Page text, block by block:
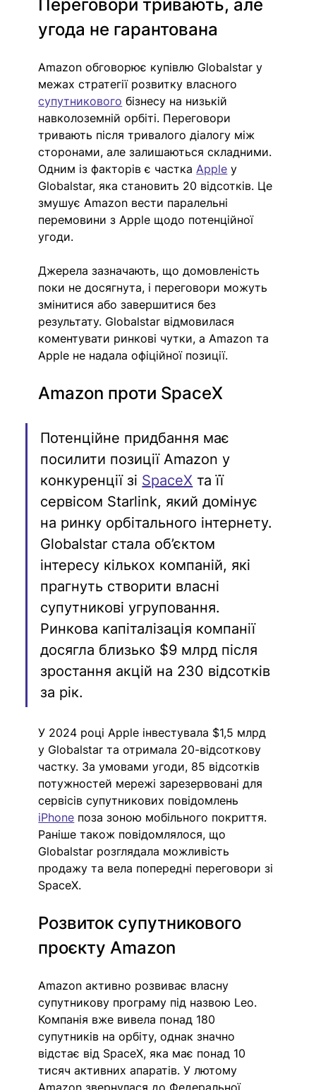
Переговори тривають, але
угода не гарантована
Amazon обговорює купівлю Globalstar у
межах стратегії розвитку власного
супутникового бізнесу на низькій
навколоземній орбіті. Переговори
тривають після тривалого діалогу між
сторонами, але залишаються складними.
Одним із факторів є частка Apple у
Globalstar, яка становить 20 відсотків. Це
змушує Amazon вести паралельні
перемовини з Apple щодо потенційної
угоди.
Джерела зазначають, що домовленість
поки не досягнута, і переговори можуть
змінитися або завершитися без
результату. Globalstar відмовилася
коментувати ринкові чутки, а Amazon та
Apple не надала офіційної позиції.
Amazon проти SpaceX
Потенційне придбання має
посилити позиції Amazon у
конкуренції зі SpaceX та її
сервісом Starlink, який домінує
на ринку орбітального інтернету.
Globalstar стала об’єктом
інтересу кількох компаній, які
прагнуть створити власні
супутникові угруповання.
Ринкова капіталізація компанії
досягла близько $9 млрд після
зростання акцій на 230 відсотків
за рік.
У 2024 році Apple інвестувала $1,5 млрд
у Globalstar та отримала 20-відсоткову
частку. За умовами угоди, 85 відсотків
потужностей мережі зарезервовані для
сервісів супутникових повідомлень
iPhone поза зоною мобільного покриття.
Раніше також повідомлялося, що
Globalstar розглядала можливість
продажу та вела попередні переговори зі
SpaceX.
Розвиток супутникового
проєкту Amazon
Amazon активно розвиває власну
супутникову програму під назвою Leo.
Компанія вже вивела понад 180
супутників на орбіту, однак значно
відстає від SpaceX, яка має понад 10
тисяч активних апаратів. У лютому